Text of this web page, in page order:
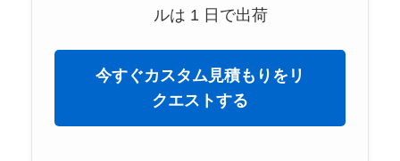
ルは 1 日で出荷
今すぐカスタム見積もりをリ
クエストする